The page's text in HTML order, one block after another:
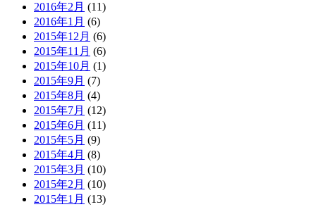
2016年2月 (11)
2016年1月 (6)
2015年12月 (6)
2015年11月 (6)
2015年10月 (1)
2015年9月 (7)
2015年8月 (4)
2015年7月 (12)
2015年6月 (11)
2015年5月 (9)
2015年4月 (8)
2015年3月 (10)
2015年2月 (10)
2015年1月 (13)